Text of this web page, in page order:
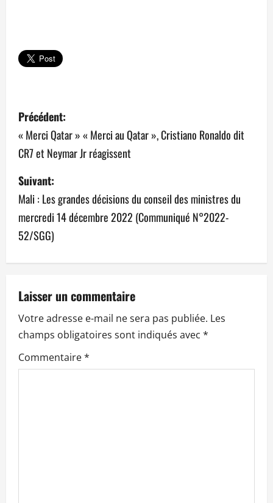
N
a
v
i
g
a
t
i
o
n
d
Précédent:
« Merci Qatar » « Merci au Qatar », Cristiano Ronaldo dit
CR7 et Neymar Jr réagissent
Suivant:
Mali : Les grandes décisions du conseil des ministres du
mercredi 14 décembre 2022 (Communiqué N°2022-
52/SGG)
Laisser un commentaire
Votre adresse e-mail ne sera pas publiée. Les
champs obligatoires sont indiqués avec *
Commentaire*